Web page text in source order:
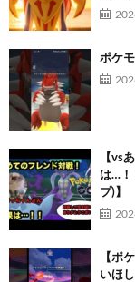
ポケ
【vs
は…！
プ)】
【ポ
いほ